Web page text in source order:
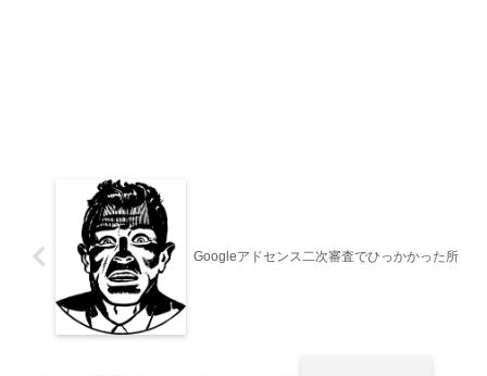
Googleアドセンス二次審査でひっかかった所